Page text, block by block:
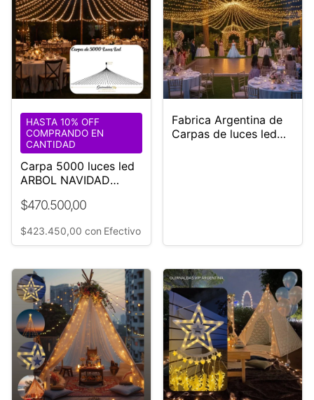
Carpa 5000 luces led
ARBOL NAVIDAD
$470.500,00
HASTA 10% OFF
COMPRANDO EN
CANTIDAD
$423.450,00 con Efectivo
Fabrica Argentina de
Carpas de luces led